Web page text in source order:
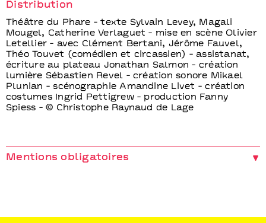
Distribution
Théâtre du Phare - texte Sylvain Levey, Magali
Mougel, Catherine Verlaguet - mise en scène Olivier
Letellier - avec Clément Bertani, Jérôme Fauvel,
Théo Touvet (comédien et circassien) - assistanat,
écriture au plateau Jonathan Salmon - création
lumière Sébastien Revel - création sonore Mikael
Plunian - scénographie Amandine Livet - création
costumes Ingrid Pettigrew - production Fanny
Spiess - © Christophe Raynaud de Lage
Mentions obligatoires
Théâtre de Grasse, Scènes et Cinés Ouest Provence,